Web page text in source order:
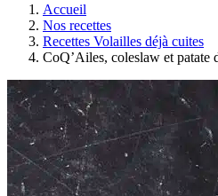
Accueil
Nos recettes
Recettes Volailles déjà cuites
CoQ’Ailes, coleslaw et patate